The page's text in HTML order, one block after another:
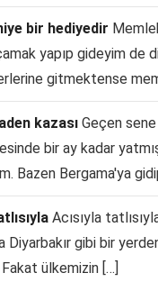
bir hediyedir
yapıp gideyim de
gitmektense
kazası Geçen sene
bir ay kadar
Bazen Bergama'ya
Acısıyla
Diyarbakır gibi bir
ülkemizin […]